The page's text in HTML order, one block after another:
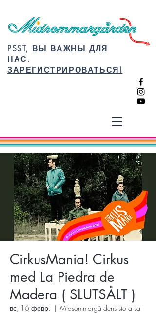
PSST, ВЫ ВАЖНЫ ДЛЯ
НАС.
ЗАРЕГИСТРИРОВАТЬСЯ!
CirkusMania! Cirkus
med La Piedra de
Madera ( SLUTSÅLT )
вс, 16 февр.
  |
Midsommargårdens stora sal